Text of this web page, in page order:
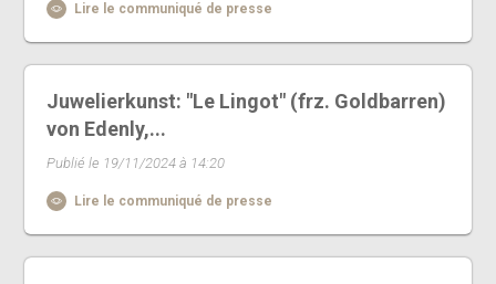
Lire le communiqué de presse
Juwelierkunst: "Le Lingot" (frz. Goldbarren)
von Edenly,...
Publié le 19/11/2024 à 14:20
Lire le communiqué de presse